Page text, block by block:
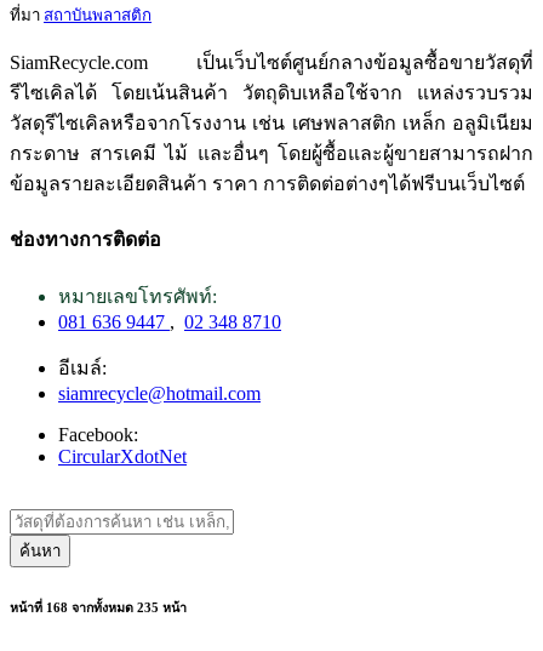
ที่มา สถาบันพลาสติก
SiamRecycle.com เป็นเว็บไซต์ศูนย์กลางข้อมูลซื้อขายวัสดุที่
รีไซเคิลได้ โดยเน้นสินค้า วัตถุดิบเหลือใช้จาก แหล่งรวบรวม
วัสดุรีไซเคิลหรือจากโรงงาน เช่น เศษพลาสติก เหล็ก อลูมิเนียม
กระดาษ สารเคมี ไม้ และอื่นๆ โดยผู้ซื้อและผู้ขายสามารถฝาก
ข้อมูลรายละเอียดสินค้า ราคา การติดต่อต่างๆได้ฟรีบนเว็บไซต์
ช่องทางการติดต่อ
หมายเลขโทรศัพท์:
081 636 9447 , 02 348 8710
อีเมล์:
siamrecycle@hotmail.com
Facebook:
CircularXdotNet
ค้นหา
หน้าที่ 168 จากทั้งหมด 235 หน้า